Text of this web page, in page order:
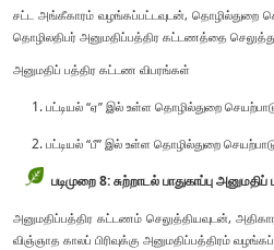
சட்ட அங்கீகாரம் வழங்கப்பட்டவுடன், தொழில்துறை
தொழிலதிபர் அனுமதிப்பத்திர கட்டணத்தை
அனுமதிப் பத்திர கட்டண விபரங்கள்
பட்டியல் “ஏ” இல் உள்ள தொழில்துறை
பட்டியல் “பீ” இல் உள்ள தொழில்துறை
படிமுறை 8: சுற்றாடல் பாதுகாப்பு
அனுமதிப்பத்திர கட்டணம் செலுத்தியவுடன்,
விஞ்ஞாத காலப் பிரிவுக்கு அனுமதிப்பத்திரம்